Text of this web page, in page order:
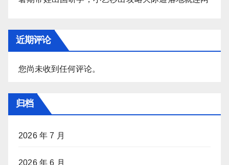
近期评论
您尚未收到任何评论。
归档
2026 年 7 月
2026 年 6 月